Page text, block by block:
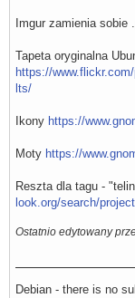
Imgur zamienia sobie
Tapeta oryginalna
https://
lts/
Ikony https://
Moty https://
Reszta dla tagu -
look.org/search/
Ostatnio edytowany
Debian - there is no